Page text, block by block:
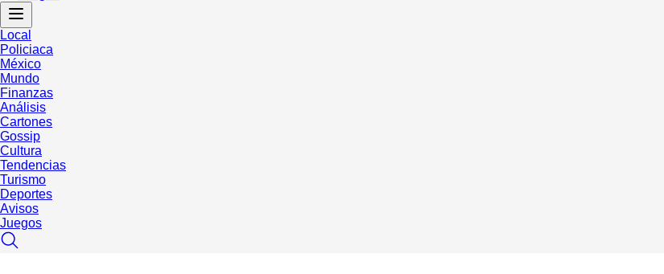
Local
Policiaca
México
Mundo
Finanzas
Análisis
Cartones
Gossip
Cultura
Tendencias
Turismo
Deportes
Avisos
Juegos